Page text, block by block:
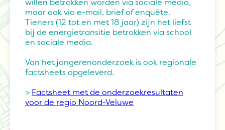
willen betrokken worden via sociale media,
maar ook via e-mail, brief of enquête.
Tieners (12 tot en met 18 jaar) zijn het liefst
bij de energietransitie betrokken via school
en sociale media.
Van het jongerenonderzoek is ook regionale
factsheets opgeleverd.
> Factsheet met de onderzoekresultaten
voor de regio Noord-Veluwe